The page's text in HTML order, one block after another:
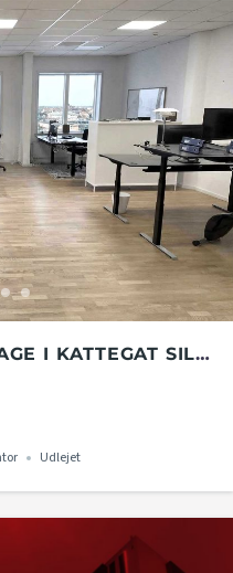
I KATTEGAT SILO
Udlejet